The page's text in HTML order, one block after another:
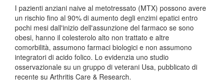
I pazienti anziani naive al metotressato (MTX) possono avere
un rischio fino al 90% di aumento degli enzimi epatici entro
pochi mesi dall'inizio dell'assunzione del farmaco se sono
obesi, hanno il colesterolo alto non trattato e altre
comorbilità, assumono farmaci biologici e non assumono
integratori di acido folico. Lo evidenzia uno studio
osservazionale su un gruppo di veterani Usa, pubblicato di
recente su Arthritis Care & Research.